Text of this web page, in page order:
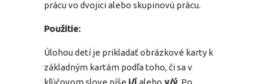
prácu vo dvojici alebo skupinovú prácu.
Použitie:
Úlohou detí je prikladať obrázkové karty k
základným kartám podľa toho, či sa v